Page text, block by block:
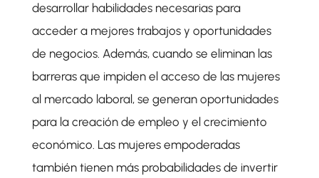
desarrollar habilidades necesarias para
acceder a mejores trabajos y oportunidades
de negocios. Además, cuando se eliminan las
barreras que impiden el acceso de las mujeres
al mercado laboral, se generan oportunidades
para la creación de empleo y el crecimiento
económico. Las mujeres empoderadas
también tienen más probabilidades de invertir